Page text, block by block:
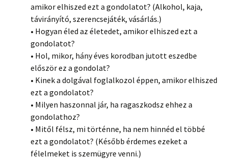
amikor elhiszed ezt a gondolatot? (Alkohol, kaja,
távirányító, szerencsejáték, vásárlás.)
• Hogyan éled az életedet, amikor elhiszed ezt a
gondolatot?
• Hol, mikor, hány éves korodban jutott eszedbe
először ez a gondolat?
• Kinek a dolgával foglalkozol éppen, amikor elhiszed
ezt a gondolatot?
• Milyen haszonnal jár, ha ragaszkodsz ehhez a
gondolathoz?
• Mitől félsz, mi történne, ha nem hinnéd el többé
ezt a gondolatot? (Később érdemes ezeket a
félelmeket is szemügyre venni.)